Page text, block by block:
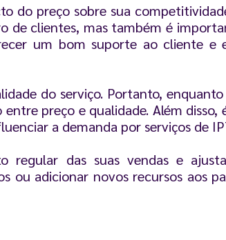
do preço sobre sua
de clientes, mas também é
um bom suporte ao cliente e
do serviço. Portanto,
preço e qualidade. Além
a demanda por serviços de
regular das suas vendas e
ou adicionar novos recursos aos